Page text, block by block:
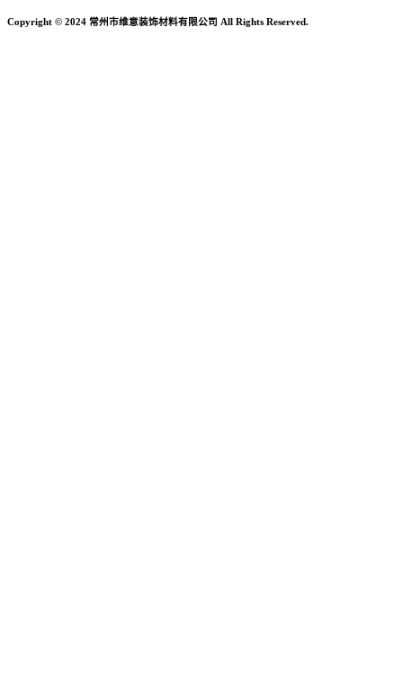
Copyright © 2024 常州市维意装饰材料有限公司 All Rights Reserved.